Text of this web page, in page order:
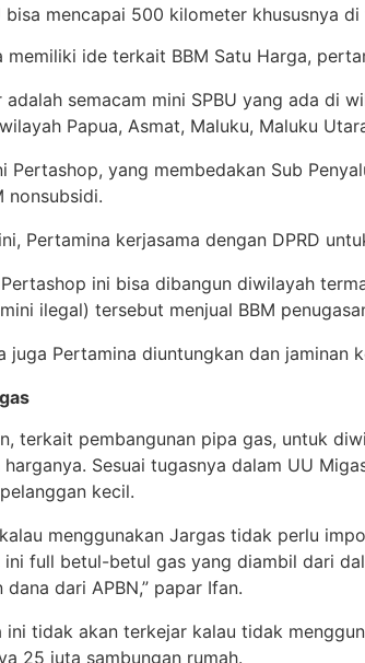
bisa mencapai 500 kilometer khususnya
memiliki ide terkait BBM Satu Harga,
adalah semacam mini SPBU yang ada di
Papua, Asmat, Maluku, Maluku
Pertashop, yang membedakan Sub
nonsubsidi.
Pertamina kerjasama dengan DPRD
ini bisa dibangun diwilayah
ilegal) tersebut menjual BBM
juga Pertamina diuntungkan dan jaminan
terkait pembangunan pipa gas, untuk
Sesuai tugasnya dalam UU
kecil.
menggunakan Jargas tidak perlu
ini full betul-betul gas yang diambil dari
dana dari APBN,” papar Ifan.
tidak akan terkejar kalau tidak
25 juta sambungan rumah.